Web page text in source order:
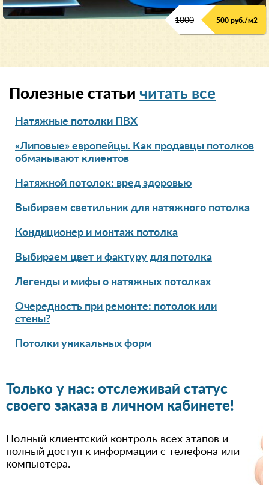
1000 500 руб./м2
Полезные статьи читать все
Натяжные потолки ПВХ
«Липовые» европейцы. Как продавцы потолков
обманывают клиентов
Натяжной потолок: вред здоровью
Выбираем светильник для натяжного потолка
Кондиционер и монтаж потолка
Выбираем цвет и фактуру для потолка
Легенды и мифы о натяжных потолках
Очередность при ремонте: потолок или
стены?
Потолки уникальных форм
Только у нас: отслеживай статус
своего заказа в личном кабинете!
Полный клиентский контроль всех этапов и
полный доступ к информации с телефона или
компьютера.